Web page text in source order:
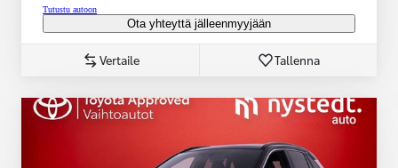
Tutustu autoon
Ota yhteyttä jälleenmyyjään
Vertaile Tallenna